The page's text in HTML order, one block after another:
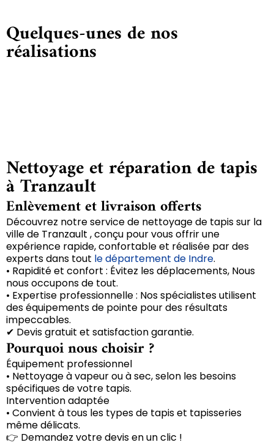
Quelques-unes de nos
réalisations
Nettoyage et réparation de tapis
à Tranzault
Enlèvement et livraison offerts
Découvrez notre service de nettoyage de tapis sur la
ville de Tranzault , conçu pour vous offrir une
expérience rapide, confortable et réalisée par des
experts dans tout le département de Indre.
• Rapidité et confort : Évitez les déplacements, Nous
nous occupons de tout.
• Expertise professionnelle : Nos spécialistes utilisent
des équipements de pointe pour des résultats
impeccables.
✔ Devis gratuit et satisfaction garantie.
Pourquoi nous choisir ?
Équipement professionnel
• Nettoyage à vapeur ou à sec, selon les besoins
spécifiques de votre tapis.
Intervention adaptée
• Convient à tous les types de tapis et tapisseries
même délicats.
👉 Demandez votre devis en un clic !